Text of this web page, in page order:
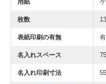
用紙
枚数
表紙印刷の有無 有
名入れスペース
名入れ印刷寸法